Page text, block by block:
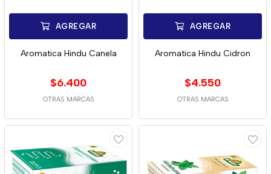
AGREGAR
Aromatica Hindu Canela
$6.400
OTRAS MARCAS
AGREGAR
Aromatica Hindu Cidron
$4.550
OTRAS MARCAS